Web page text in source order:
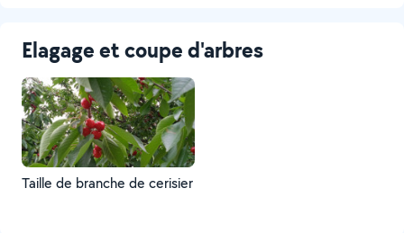
Elagage et coupe d'arbres
Taille de branche de cerisier